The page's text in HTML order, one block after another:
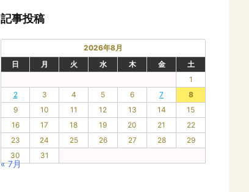
ー
記事投稿
2026年8月
日
月 火 水 木 金
土
1
2
3 4 5 6 7
8
9
10 11 12 13 14
15
16
17 18 19 20 21
22
23
24 25 26 27 28
29
30
31
« 7月